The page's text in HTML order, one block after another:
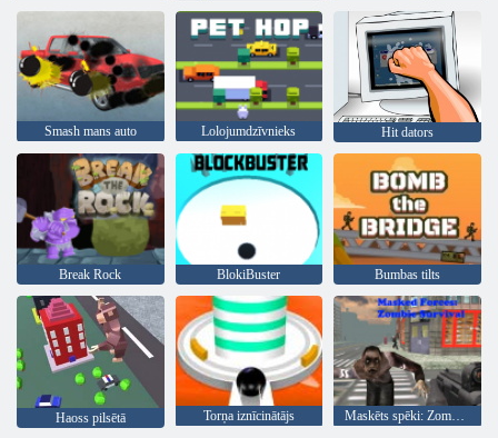
Smash mans auto Lolojumdzīvnieks Hit dators
Break Rock BlokiBuster Bumbas tilts
Haoss pilsētā Torņa iznīcinātājs Maskēts spēki: Zombie Survival